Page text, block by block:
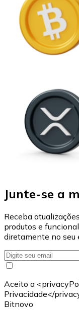
Junte-se a
Receba
produtos e
diretamente no seu
Aceito a
Privacidade</
Bitnovo